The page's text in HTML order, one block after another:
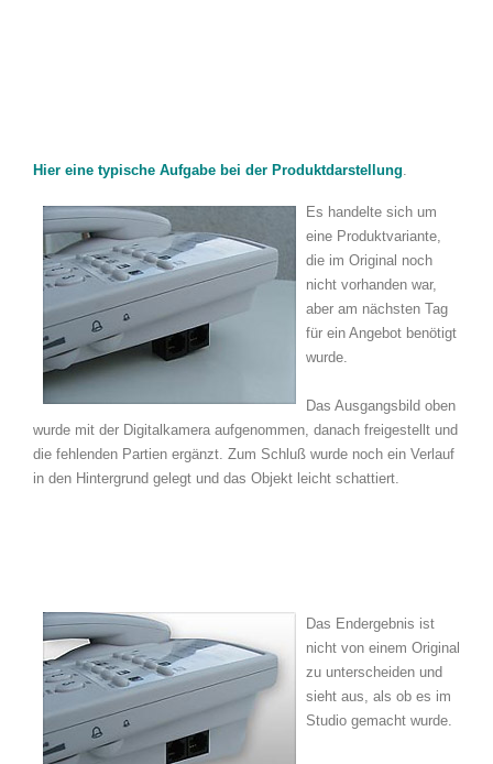
Hier eine typische Aufgabe bei der Produktdarstellung.
Es handelte sich um
eine Produktvariante,
die im Original noch
nicht vorhanden war,
aber am nächsten Tag
für ein Angebot benötigt
wurde.
Das Ausgangsbild oben
wurde mit der Digitalkamera aufgenommen, danach freigestellt und
die fehlenden Partien ergänzt. Zum Schluß wurde noch ein Verlauf
in den Hintergrund gelegt und das Objekt leicht schattiert.
Das Endergebnis ist
nicht von einem Original
zu unterscheiden und
sieht aus, als ob es im
Studio gemacht wurde.